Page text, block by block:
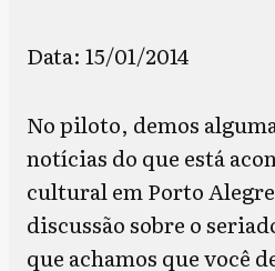
Data: 15/01/2014
No piloto, demos
notícias do que está
cultural em Porto
discussão sobre o
que achamos que você